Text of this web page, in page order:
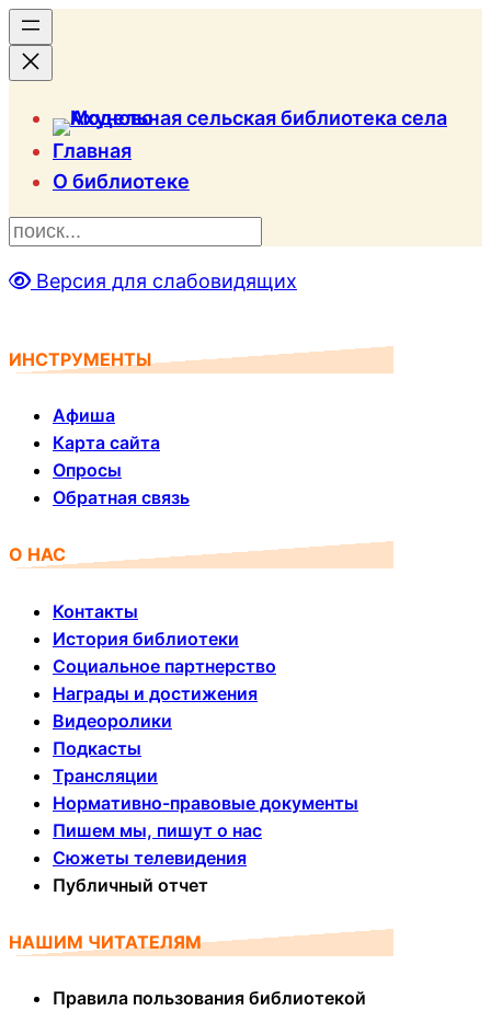
Главная
О библиотеке
П
и
к
Версия для слабовидящих
ИНСТРУМЕНТЫ
Афиша
Карта сайта
Опросы
Обратная связь
О НАС
Контакты
История библиотеки
Социальное партнерство
Награды и достижения
Видеоролики
Подкасты
Трансляции
Нормативно-правовые документы
Пишем мы, пишут о нас
Сюжеты телевидения
Публичный отчет
НАШИМ ЧИТАТЕЛЯМ
Правила пользования библиотекой